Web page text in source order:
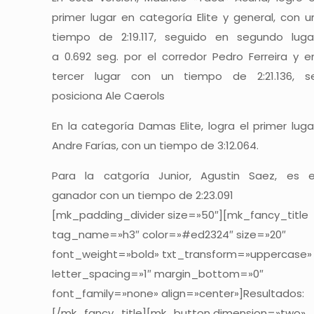
primer lugar en categoría Elite y general, con
tiempo de 2:19.117, seguido en segundo
a 0.692 seg. por el corredor Pedro Ferreira y
tercer lugar con un tiempo de 2:21.136,
posiciona Ale Caerols
En la categoría Damas Elite, logra el primer
Andre Farías, con un tiempo de 3:12.064.
Para la catgoría Junior, Agustin Saez, es
ganador con un tiempo de 2:23.091
[mk_padding_divider size=»50″][mk_fancy_title
tag_name=»h3″ color=»#ed2324″ size=»20″
font_weight=»bold» txt_transform=»uppercase»
letter_spacing=»1″ margin_bottom=»0″
font_family=»none» align=»center»]Resultados: